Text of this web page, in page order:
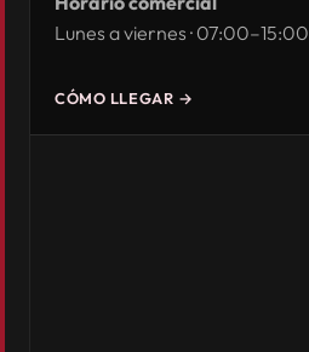
Lunes a viernes · 07:00–15:00
CÓMO LLEGAR →